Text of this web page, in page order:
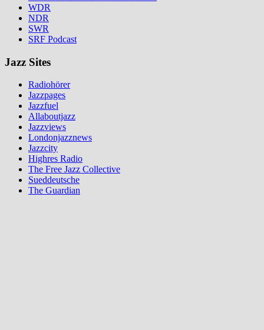
WDR
NDR
SWR
SRF Podcast
Jazz Sites
Radiohörer
Jazzpages
Jazzfuel
Allaboutjazz
Jazzviews
Londonjazznews
Jazzcity
Highres Radio
The Free Jazz Collective
Sueddeutsche
The Guardian